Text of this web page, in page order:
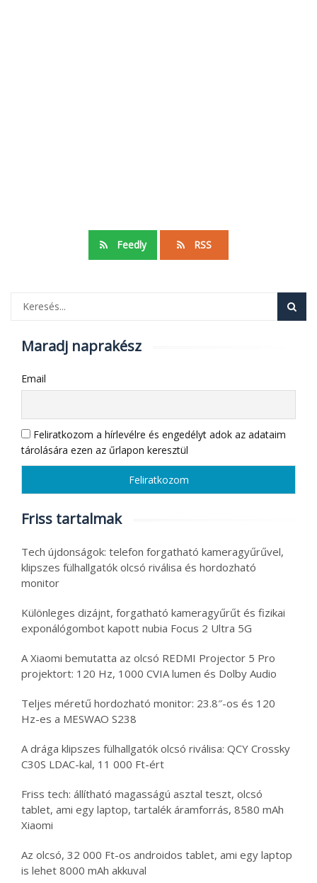
Feedly RSS
Maradj naprakész
Email
Feliratkozom a hírlevélre és engedélyt adok az adataim
tárolására ezen az űrlapon keresztül
Friss tartalmak
Tech újdonságok: telefon forgatható kameragyűrűvel,
klipszes fülhallgatók olcsó riválisa és hordozható
monitor
Különleges dizájnt, forgatható kameragyűrűt és fizikai
exponálógombot kapott nubia Focus 2 Ultra 5G
A Xiaomi bemutatta az olcsó REDMI Projector 5 Pro
projektort: 120 Hz, 1000 CVIA lumen és Dolby Audio
Teljes méretű hordozható monitor: 23.8″-os és 120
Hz-es a MESWAO S238
A drága klipszes fülhallgatók olcsó riválisa: QCY Crossky
C30S LDAC-kal, 11 000 Ft-ért
Friss tech: állítható magasságú asztal teszt, olcsó
tablet, ami egy laptop, tartalék áramforrás, 8580 mAh
Xiaomi
Az olcsó, 32 000 Ft-os androidos tablet, ami egy laptop
is lehet 8000 mAh akkuval